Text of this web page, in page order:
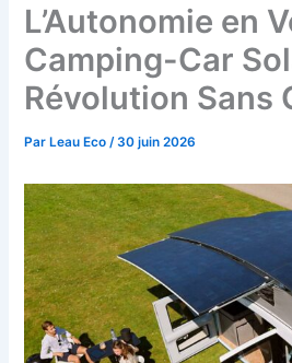
L’Autonomie en
Camping-Car
Révolution Sans
ParLeau Eco/30 juin 2026